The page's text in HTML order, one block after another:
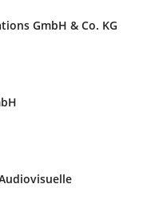
GmbH & Co. KG